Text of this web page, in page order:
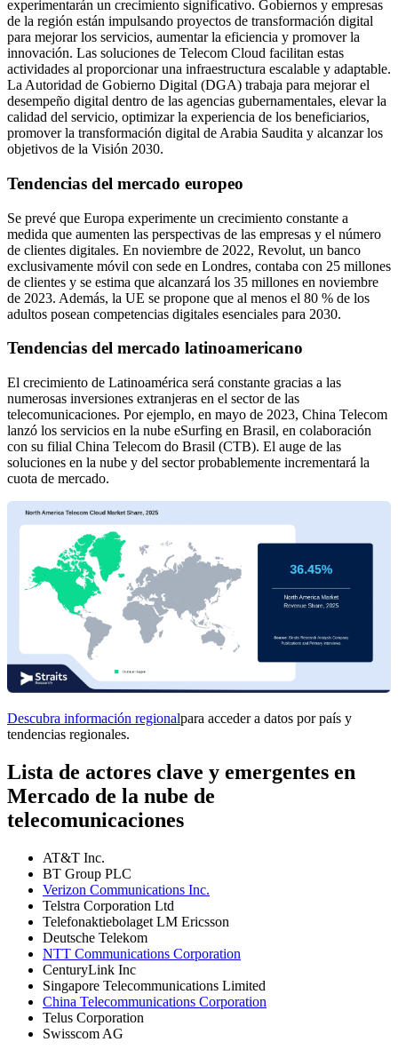
experimentarán un crecimiento significativo. Gobiernos y empresas
de la región están impulsando proyectos de transformación digital
para mejorar los servicios, aumentar la eficiencia y promover la
innovación. Las soluciones de Telecom Cloud facilitan estas
actividades al proporcionar una infraestructura escalable y adaptable.
La Autoridad de Gobierno Digital (DGA) trabaja para mejorar el
desempeño digital dentro de las agencias gubernamentales, elevar la
calidad del servicio, optimizar la experiencia de los beneficiarios,
promover la transformación digital de Arabia Saudita y alcanzar los
objetivos de la Visión 2030.
Tendencias del mercado europeo
Se prevé que Europa experimente un crecimiento constante a
medida que aumenten las perspectivas de las empresas y el número
de clientes digitales. En noviembre de 2022, Revolut, un banco
exclusivamente móvil con sede en Londres, contaba con 25 millones
de clientes y se estima que alcanzará los 35 millones en noviembre
de 2023. Además, la UE se propone que al menos el 80 % de los
adultos posean competencias digitales esenciales para 2030.
Tendencias del mercado latinoamericano
El crecimiento de Latinoamérica será constante gracias a las
numerosas inversiones extranjeras en el sector de las
telecomunicaciones. Por ejemplo, en mayo de 2023, China Telecom
lanzó los servicios en la nube eSurfing en Brasil, en colaboración
con su filial China Telecom do Brasil (CTB). El auge de las
soluciones en la nube y del sector probablemente incrementará la
cuota de mercado.
Descubra información regionalpara acceder a datos por país y
tendencias regionales.
Lista de actores clave y emergentes en
Mercado de la nube de
telecomunicaciones
AT&T Inc.
BT Group PLC
Verizon Communications Inc.
Telstra Corporation Ltd
Telefonaktiebolaget LM Ericsson
Deutsche Telekom
NTT Communications Corporation
CenturyLink Inc
Singapore Telecommunications Limited
China Telecommunications Corporation
Telus Corporation
Swisscom AG